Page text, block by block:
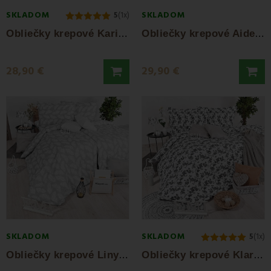
SKLADOM 5(1x)
O
bliečky krepové Karin EMI
28,90 €
SKLADOM
O
bliečky krepové Aiden EMI
29,90 €
SKLADOM
O
bliečky krepové Linyi sivé EMI
SKLADOM 5(1x)
O
bliečky krepové Klarissa EMI